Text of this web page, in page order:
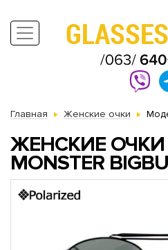
Главная Женские очки
ЖЕНСКИЕ ОЧКИ
MONSTER